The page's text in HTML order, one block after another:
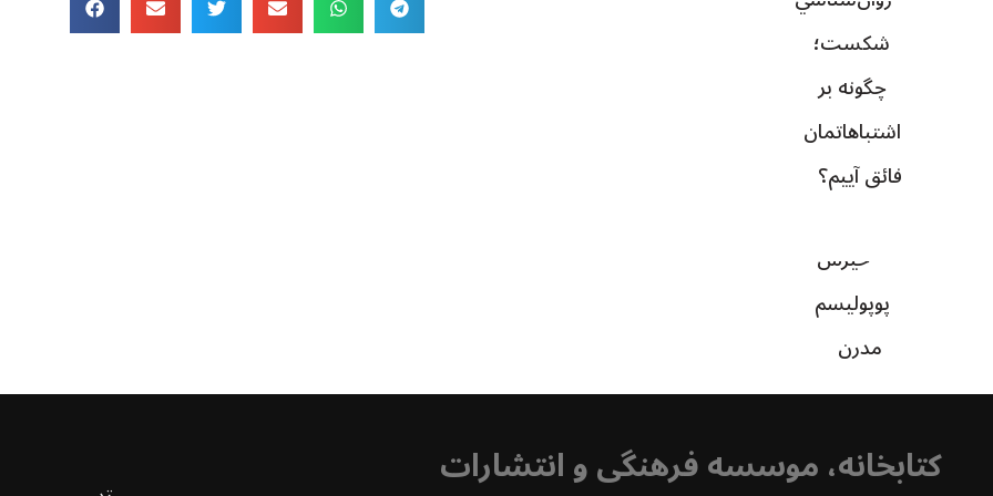
شکست؛
چگونه بر
اشتباهاتمان
فائق آييم؟
خیزش
پوپولیسم
مدرن
کتابخانه، موسسه فرهنگی و انتشارات